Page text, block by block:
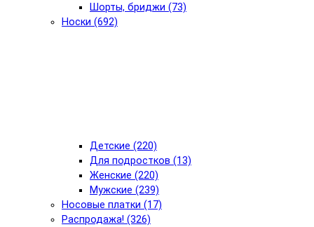
Шорты, бриджи (73)
Носки (692)
Детские (220)
Для подростков (13)
Женские (220)
Мужские (239)
Носовые платки (17)
Распродажа! (326)